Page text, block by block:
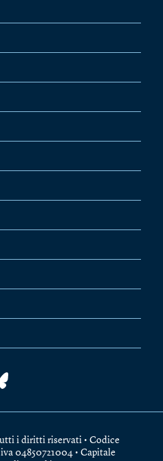
i diritti riservati • Codice
04850721004 • Capitale